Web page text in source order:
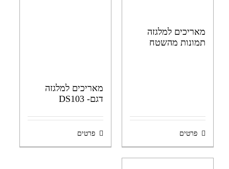
מאריכים למלגזה
תמונות מהשטח
פרטים
מאריכים למלגזה
דגם- DS103
פרטים